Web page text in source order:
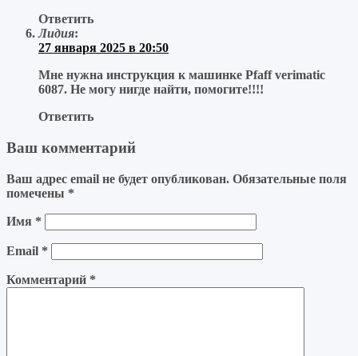
Ответить
Лидия:
27 января 2025 в 20:50
Мне нужна инструкция к машинке Pfaff verimatic
6087. Не могу нигде найти, помогите!!!!
Ответить
Ваш комментарий
Ваш адрес email не будет опубликован. Обязательные поля
помечены *
Имя *
Email *
Комментарий *